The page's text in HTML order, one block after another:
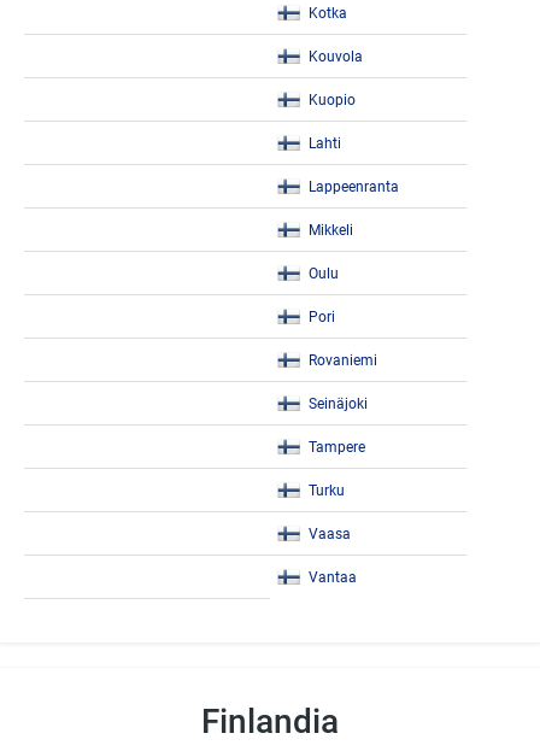
Kotka
Kouvola
Kuopio
Lahti
Lappeenranta
Mikkeli
Oulu
Pori
Rovaniemi
Seinäjoki
Tampere
Turku
Vaasa
Vantaa
Finlandia